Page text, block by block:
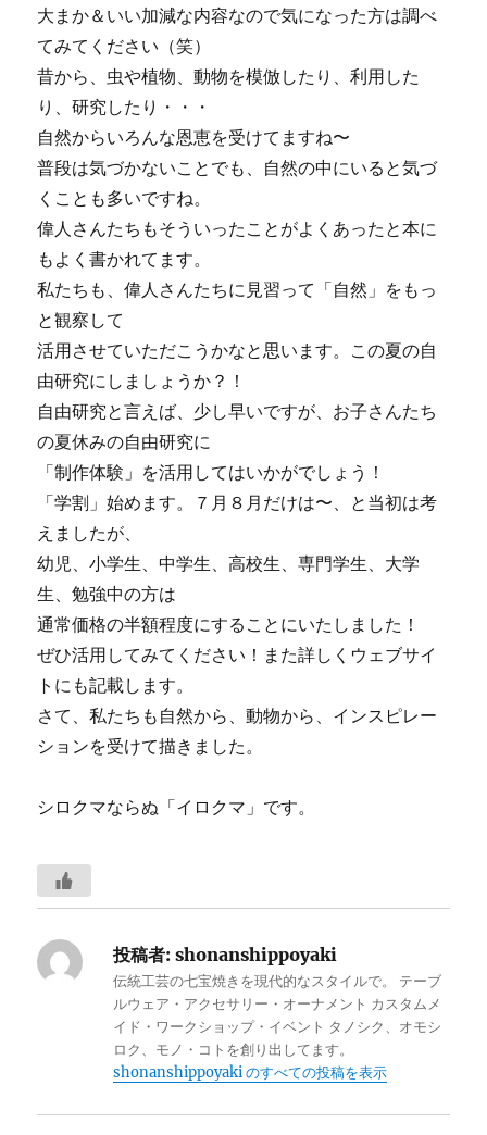
大まか＆いい加減な内容なので気になった方は調べ
てみてください（笑）
昔から、虫や植物、動物を模倣したり、利用した
り、研究したり・・・
自然からいろんな恩恵を受けてますね〜
普段は気づかないことでも、自然の中にいると気づ
くことも多いですね。
偉人さんたちもそういったことがよくあったと本に
もよく書かれてます。
私たちも、偉人さんたちに見習って「自然」をもっ
と観察して
活用させていただこうかなと思います。この夏の自
由研究にしましょうか？！
自由研究と言えば、少し早いですが、お子さんたち
の夏休みの自由研究に
「制作体験」を活用してはいかがでしょう！
「学割」始めます。７月８月だけは〜、と当初は考
えましたが、
幼児、小学生、中学生、高校生、専門学生、大学
生、勉強中の方は
通常価格の半額程度にすることにいたしました！
ぜひ活用してみてください！また詳しくウェブサイ
トにも記載します。
さて、私たちも自然から、動物から、インスピレー
ションを受けて描きました。
シロクマならぬ「イロクマ」です。
投稿者: shonanshippoyaki
伝統工芸の七宝焼きを現代的なスタイルで。 テーブ
ルウェア・アクセサリー・オーナメント カスタムメ
イド・ワークショップ・イベント タノシク、オモシ
ロク、モノ・コトを創り出してます。
shonanshippoyaki のすべての投稿を表示